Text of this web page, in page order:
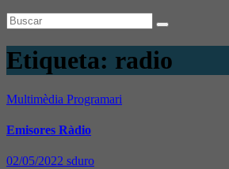
Etiqueta: radio
Multimèdia Programari
Emisores Ràdio
02/05/2022 sduro